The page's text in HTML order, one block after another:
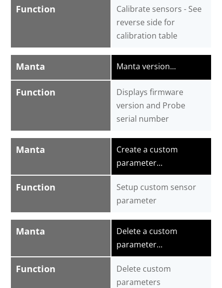
Function
Calibrate sensors - See
reverse side for
calibration table
Manta
Function
Manta version...
Displays firmware
version and Probe
serial number
Manta
Function
Create a custom
parameter...
Setup custom sensor
parameter
Manta
Function
Delete a custom
parameter...
Delete custom
parameters